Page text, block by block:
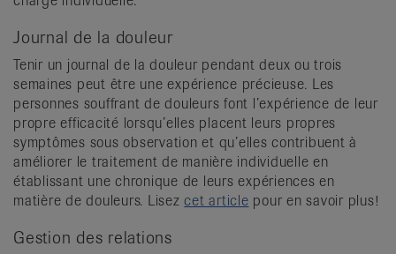
Journal de la douleur
Tenir un journal de la douleur pendant deux ou trois
semaines peut être une expérience précieuse. Les
personnes souffrant de douleurs font l’expérience de leur
propre efficacité lorsqu’elles placent leurs propres
symptômes sous observation et qu’elles contribuent à
améliorer le traitement de manière individuelle en
établissant une chronique de leurs expériences en
matière de douleurs. Lisezcet article pour en savoir plus!
Gestion des relations